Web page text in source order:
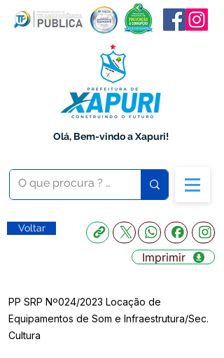
Olá, Bem-vindo a Xapuri!
Voltar
Imprimir
PP SRP Nº024/2023 Locação de
Equipamentos de Som e Infraestrutura/Sec.
Cultura